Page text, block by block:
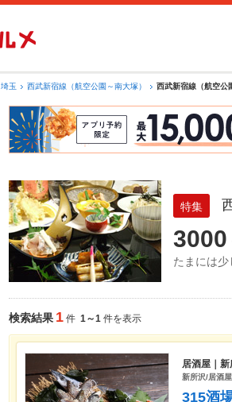
埼玉 西武新宿線（航空公園～南大塚） 西武新宿線（航空公
特集
たまには
検索結果 1 件 1～1 件を表示
居酒屋｜新
新所沢/居酒
315酒